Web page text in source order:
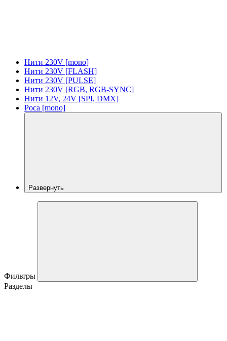
Нити 230V [mono]
Нити 230V [FLASH]
Нити 230V [PULSE]
Нити 230V [RGB, RGB-SYNC]
Нити 12V, 24V [SPI, DMX]
Роса [mono]
Развернуть
Фильтры
Разделы